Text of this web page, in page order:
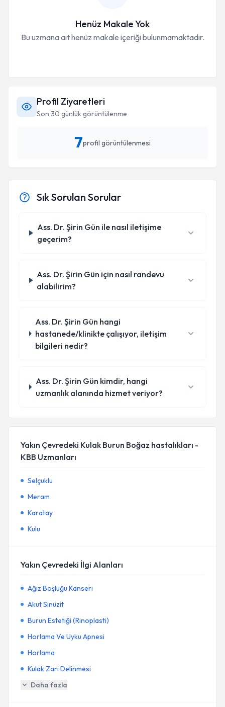
Henüz Makale Yok
Bu uzmana ait henüz makale içeriği bulunmamaktadır.
Profil Ziyaretleri
Son 30 günlük görüntülenme
7profil görüntülenmesi
Sık Sorulan Sorular
Ass. Dr. Şirin Gün ile nasıl iletişime
geçerim?
Ass. Dr. Şirin Gün için nasıl randevu
alabilirim?
Ass. Dr. Şirin Gün hangi
hastanede/klinikte çalışıyor, iletişim
bilgileri nedir?
Ass. Dr. Şirin Gün kimdir, hangi
uzmanlık alanında hizmet veriyor?
Yakın Çevredeki Kulak Burun Boğaz hastalıkları -
KBB Uzmanları
Selçuklu
Meram
Karatay
Kulu
Yakın Çevredeki İlgi Alanları
Ağız Boşluğu Kanseri
Akut Sinüzit
Burun Estetiği (Rinoplasti)
Horlama Ve Uyku Apnesi
Horlama
Kulak Zarı Delinmesi
Daha fazla